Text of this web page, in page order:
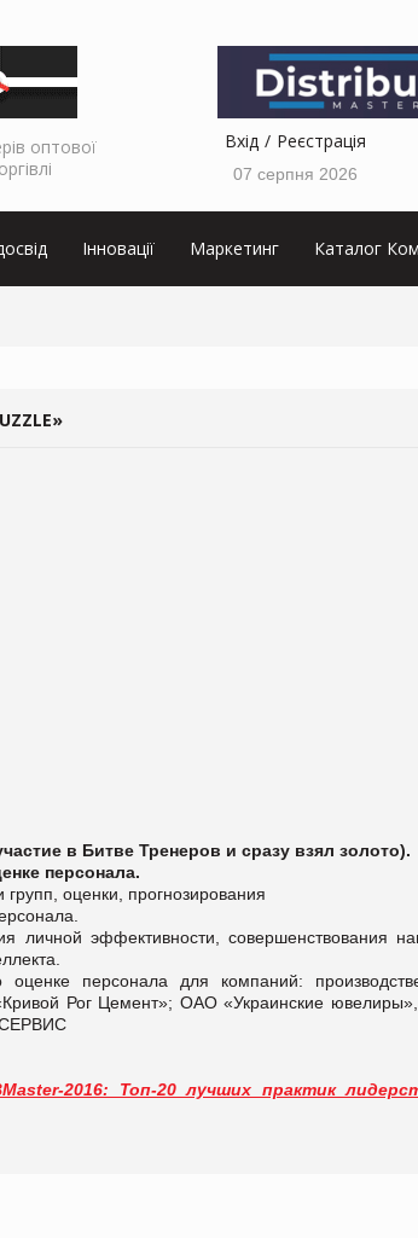
оптової
Вхід Реєстрація
07 серпня 2026
Інновації Маркетинг Каталог
в Битве Тренеров и сразу взял золото).
персонала.
оценки, прогнозирования
личной эффективности, совершенствования
персонала для компаний:
Рог Цемент»; ОАО «Украинские
2016: Топ-20 лучших практик